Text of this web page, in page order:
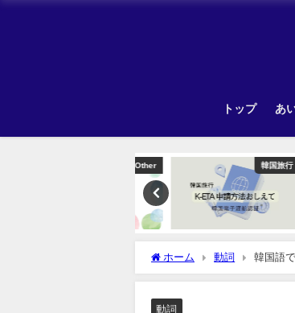
トップ あ
韓国旅行
ホーム 動詞 韓国語
動詞